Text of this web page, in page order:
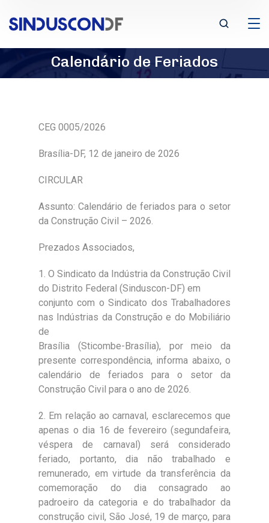
Calendário de Feriados
CEG 0005/2026
Brasília-DF, 12 de janeiro de 2026
CIRCULAR
Assunto: Calendário de feriados para o setor
da Construção Civil – 2026.
Prezados Associados,
1. O Sindicato da Indústria da Construção Civil
do Distrito Federal (Sinduscon-DF) em
conjunto com o Sindicato dos Trabalhadores
nas Indústrias da Construção e do Mobiliário
de
Brasília (Sticombe-Brasília), por meio da
presente correspondência, informa abaixo, o
calendário de feriados para o setor da
Construção Civil para o ano de 2026.
2. Em relação ao carnaval, esclarecemos que
apenas o dia 16 de fevereiro (segundafeira,
véspera de carnaval) será considerado
feriado, portanto, dia não trabalhado e
remunerado, em virtude da transferência da
comemoração do dia consagrado ao
padroeiro da categoria e do trabalhador da
construção civil, São José, 19 de março, para